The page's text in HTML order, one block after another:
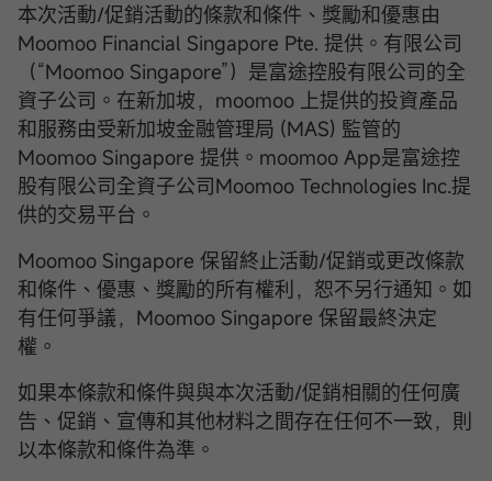
本次活動/促銷活動的條款和條件、獎勵和優惠由
Moomoo Financial Singapore Pte. 提供。有限公司
（“Moomoo Singapore”）是富途控股有限公司的全
資子公司。在新加坡，moomoo 上提供的投資產品
和服務由受新加坡金融管理局 (MAS) 監管的
Moomoo Singapore 提供。moomoo App是富途控
股有限公司全資子公司Moomoo Technologies Inc.提
供的交易平台。
Moomoo Singapore 保留終止活動/促銷或更改條款
和條件、優惠、獎勵的所有權利，恕不另行通知。如
有任何爭議，Moomoo Singapore 保留最終決定
權。
如果本條款和條件與與本次活動/促銷相關的任何廣
告、促銷、宣傳和其他材料之間存在任何不一致，則
以本條款和條件為準。